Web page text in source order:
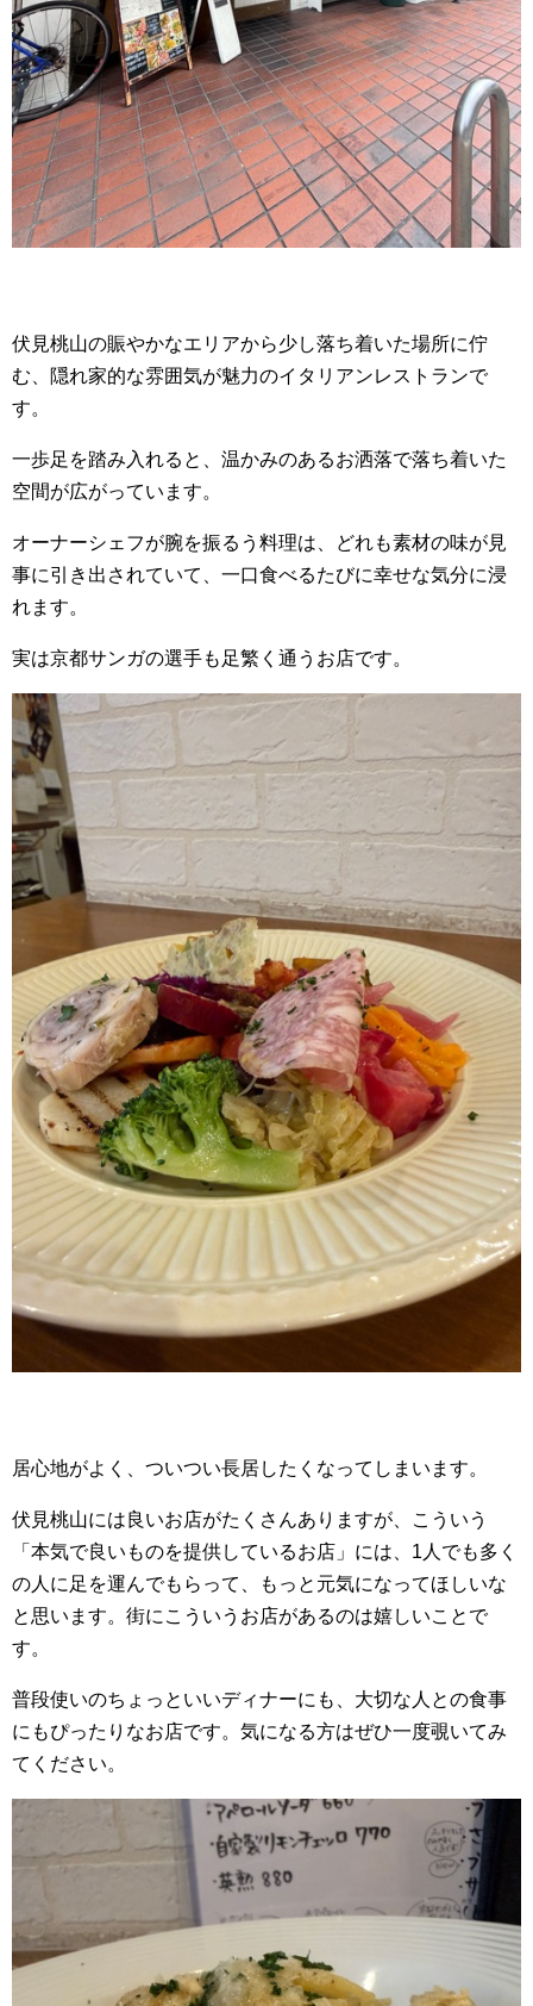
伏見桃山の賑やかなエリアから少し落ち着いた場所に佇
む、隠れ家的な雰囲気が魅力のイタリアンレストランで
す。
一歩足を踏み入れると、温かみのあるお洒落で落ち着いた
空間が広がっています。
オーナーシェフが腕を振るう料理は、どれも素材の味が見
事に引き出されていて、一口食べるたびに幸せな気分に浸
れます。
実は京都サンガの選手も足繁く通うお店です。
居心地がよく、ついつい長居したくなってしまいます。
伏見桃山には良いお店がたくさんありますが、こういう
「本気で良いものを提供しているお店」には、1人でも多く
の人に足を運んでもらって、もっと元気になってほしいな
と思います。街にこういうお店があるのは嬉しいことで
す。
普段使いのちょっといいディナーにも、大切な人との食事
にもぴったりなお店です。気になる方はぜひ一度覗いてみ
てください。